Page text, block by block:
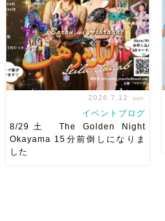
Show 】 Guest DancerTixi
[…]
2026.7.12 sun.
イベントブログ
8/29土 The Golden Night
Okayama 15分前倒しになりま
した